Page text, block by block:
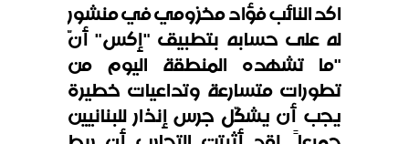
اكد النائب فؤاد مخزومي في منشور
له على حسابه بتطبيق "إكس" أنّ
"ما تشهده المنطقة اليوم من
تطورات متسارعة وتداعيات خطيرة
يجب أن يشكّل جرس إنذار للبنانيين